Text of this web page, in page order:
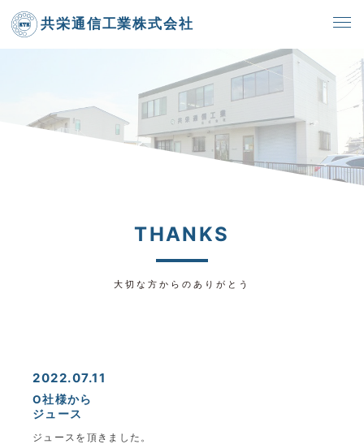
共栄通信工業株式会社
THANKS
大切な方からのありがとう
2022.07.11
O社様から
ジュース
ジュースを頂きました。